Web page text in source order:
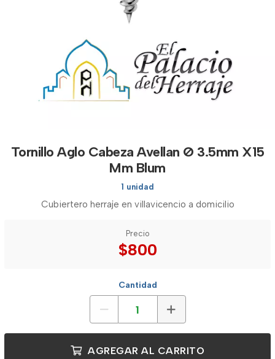
Tornillo Aglo Cabeza Avellan Ø 3.5mm X15
Mm Blum
1 unidad
Cubiertero herraje en villavicencio a domicilio
Precio
$800
Cantidad
AGREGAR AL CARRITO